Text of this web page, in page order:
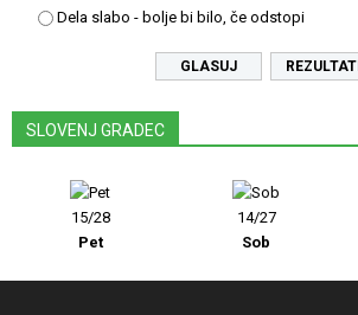
Dela slabo - bolje bi bilo, če odstopi
REZULTATI
SLOVENJ GRADEC
15/28
Pet
14/27
Sob